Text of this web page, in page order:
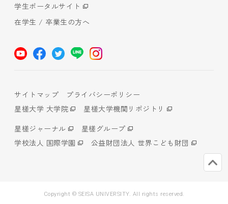
学生ポータルサイト
在学生 / 卒業生の方へ
サイトマップ
プライバシーポリシー
星槎大学 大学院
星槎大学機関リポジトリ
星槎ジャーナル
星槎グループ
学校法人 国際学園
公益財団法人 世界こども財団
Copyright © SEISA UNIVERSITY. All rights reserved.